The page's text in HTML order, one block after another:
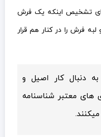
تشخیص اینکه یک فرش
فرش را در کنار هم قرار
دنبال کار اصیل و
های معتبر شناسنامه